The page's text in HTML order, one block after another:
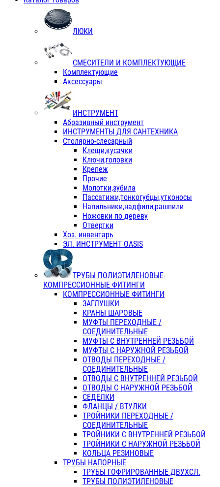
ЛЮКИ
СМЕСИТЕЛИ И КОМПЛЕКТУЮЩИЕ
Комплектующие
Аксессуары
ИНСТРУМЕНТ
Абразивный инструмент
ИНСТРУМЕНТЫ ДЛЯ САНТЕХНИКА
Столярно-слесарный
Клещи,кусачки
Ключи,головки
Крепеж
Прочие
Молотки,зубила
Пассатижи,тонкогубцы,утконосы
Напильники,надфили,рашпили
Ножовки по дереву
Отвертки
Хоз. инвентарь
ЭЛ. ИНСТРУМЕНТ OASIS
ТРУБЫ ПОЛИЭТИЛЕНОВЫЕ-
КОМПРЕССИОННЫЕ ФИТИНГИ
КОМПРЕССИОННЫЕ ФИТИНГИ
ЗАГЛУШКИ
КРАНЫ ШАРОВЫЕ
МУФТЫ ПЕРЕХОДНЫЕ /
СОЕДИНИТЕЛЬНЫЕ
МУФТЫ С ВНУТРЕННЕЙ РЕЗЬБОЙ
МУФТЫ С НАРУЖНОЙ РЕЗЬБОЙ
ОТВОДЫ ПЕРЕХОДНЫЕ /
СОЕДИНИТЕЛЬНЫЕ
ОТВОДЫ С ВНУТРЕННЕЙ РЕЗЬБОЙ
ОТВОДЫ С НАРУЖНОЙ РЕЗЬБОЙ
СЕДЕЛКИ
ФЛАНЦЫ / ВТУЛКИ
ТРОЙНИКИ ПЕРЕХОДНЫЕ /
СОЕДИНИТЕЛЬНЫЕ
ТРОЙНИКИ С ВНУТРЕННЕЙ РЕЗЬБОЙ
ТРОЙНИКИ С НАРУЖНОЙ РЕЗЬБОЙ
КОЛЬЦА РЕЗИНОВЫЕ
ТРУБЫ НАПОРНЫЕ
ТРУБЫ ГОФРИРОВАННЫЕ ДВУХСЛ.
ТРУБЫ ПОЛИЭТИЛЕНОВЫЕ